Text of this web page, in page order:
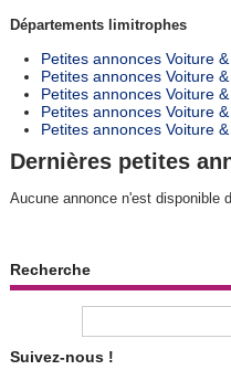
Départements limitrophes
Petites annonces Voiture
Petites annonces Voiture
Petites annonces Voiture
Petites annonces Voiture
Petites annonces Voiture
Dernières petites
Aucune annonce n'est disponible
Recherche
Suivez-nous !